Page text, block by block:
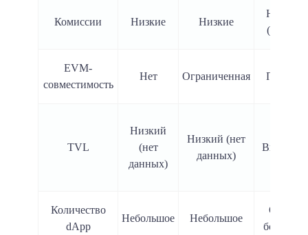
Комиссии Низкие Низкие
Низкие
(на L2)
EVM-
совместимость
Нет Ограниченная Полная
TVL
Низкий
(нет
данных)
Низкий (нет
данных)
Высокий
Количество
dApp
Небольшое Небольшое
Очень
большое